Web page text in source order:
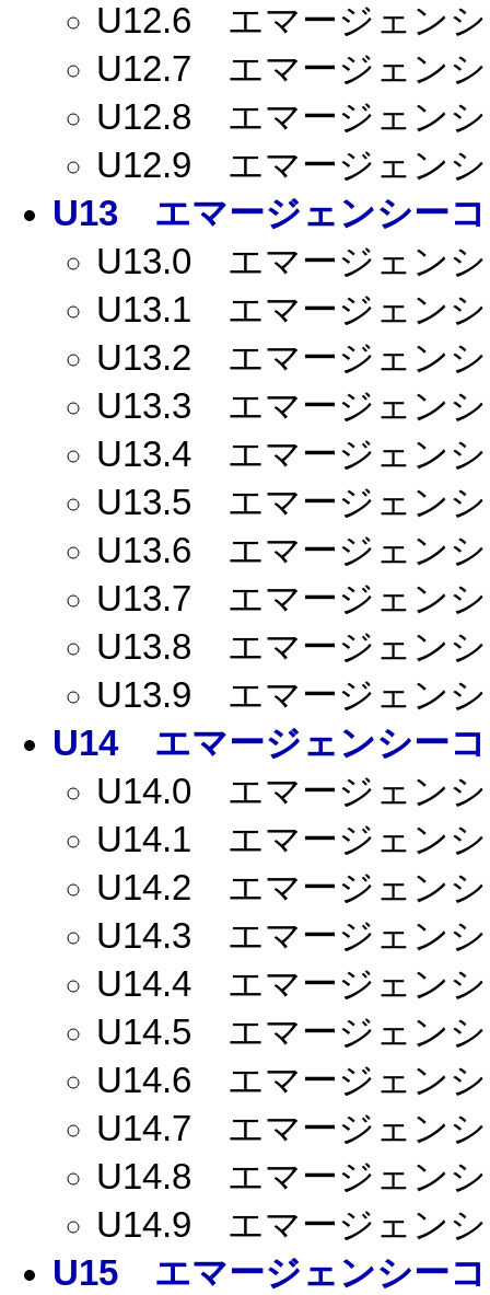
U12.6 エマージェンシ
U12.7 エマージェンシ
U12.8 エマージェンシ
U12.9 エマージェンシ
U13 エマージェンシーコ
U13.0 エマージェンシ
U13.1 エマージェンシ
U13.2 エマージェンシ
U13.3 エマージェンシ
U13.4 エマージェンシ
U13.5 エマージェンシ
U13.6 エマージェンシ
U13.7 エマージェンシ
U13.8 エマージェンシ
U13.9 エマージェンシ
U14エマージェンシーコ
U14.0 エマージェンシ
U14.1 エマージェンシ
U14.2 エマージェンシ
U14.3 エマージェンシ
U14.4 エマージェンシ
U14.5 エマージェンシ
U14.6 エマージェンシ
U14.7 エマージェンシ
U14.8 エマージェンシ
U14.9 エマージェンシ
U15 エマージェンシーコ